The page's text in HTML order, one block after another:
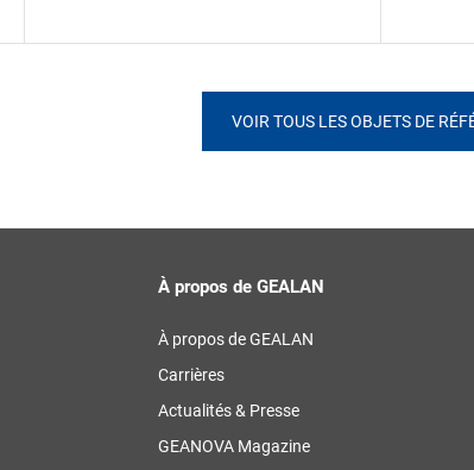
VOIR TOUS LES OBJETS DE
À propos de GEALAN
À propos de GEALAN
Carrières
Actualités & Presse
GEANOVA Magazine